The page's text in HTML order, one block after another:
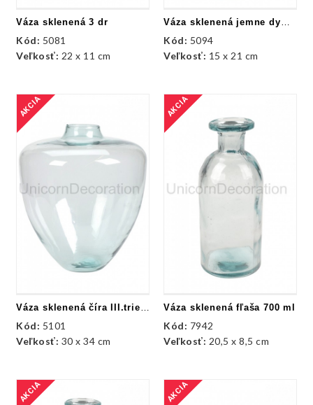
Váza sklenená 3 dr
Kód: 5081
Veľkosť: 22 x 11 cm
Váza sklenená jemne dymová
Kód: 5094
Veľkosť: 15 x 21 cm
AKCIA
Váza sklenená číra III.trieda
Kód: 5101
Veľkosť: 30 x 34 cm
AKCIA
Váza sklenená fľaša 700 ml
Kód: 7942
Veľkosť: 20,5 x 8,5 cm
AKCIA AKCIA